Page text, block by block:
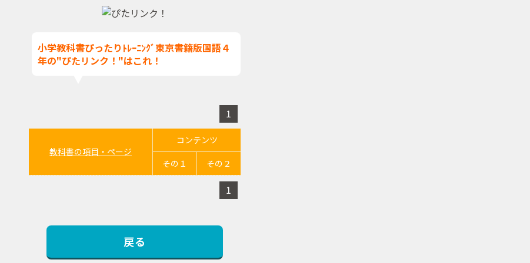
小学教科書ぴったりﾄﾚｰﾆﾝｸﾞ東京書籍版国語４
年の"ぴたリンク！"はこれ！
1
教科書の項目・ページ
コンテンツ
その１
その２
1
戻る